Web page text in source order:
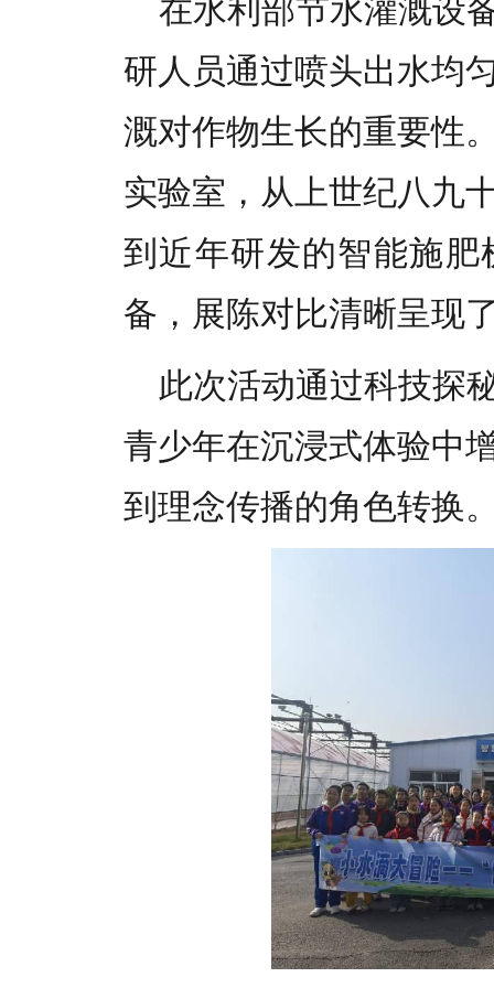
在水利部节水灌溉设
研人员通过喷头出水均
溉对作物生长的重要性
实验室，从上世纪八九
到近年研发的智能施
备，展陈对比清晰呈现
此次活动通过科技探
青少年在沉浸式体验中
到理念传播的角色转换